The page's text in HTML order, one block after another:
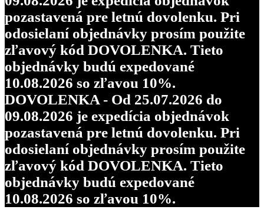
pozastavená pre letnú dovolenku. Pri
odosielaní objednávky prosím použite
zľavový kód DOVOLENKA. Tieto
objednávky budú expedované
10.08.2026 so zľavou 10%.
DOVOLENKA - Od 25.07.2026 do
09.08.2026 je expedícia objednávok
pozastavená pre letnú dovolenku. Pri
odosielaní objednávky prosím použite
zľavový kód DOVOLENKA. Tieto
objednávky budú expedované
10.08.2026 so zľavou 10%.